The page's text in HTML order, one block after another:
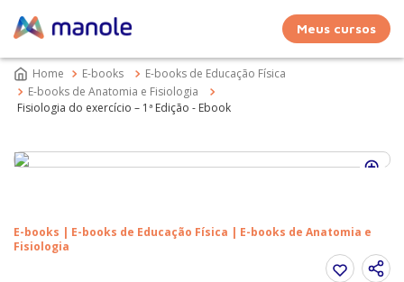
Meus cursos
E-books
E-books de Educação Física
E-books de Anatomia e Fisiologia
Fisiologia do exercício – 1ª Edição - Ebook
E-books | E-books de Educação Física | E-books de Anatomia e
Fisiologia